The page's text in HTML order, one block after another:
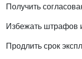
Получить
Избежать штрафов
Продлить срок